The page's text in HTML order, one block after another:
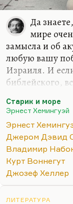
Да
мире
замысла и об
любую вашу
Израиля. И
библейского,
получила. Она
Понимаете,
в минуты,
последний
что он делал в
«Острова в
пройденного.
Старик и море
Эрнест Хемингуэй
Эрнест
Джером Дэвид
Владимир
Курт Воннегут
Джозеф Хеллер
ЛИТЕРАТУРА